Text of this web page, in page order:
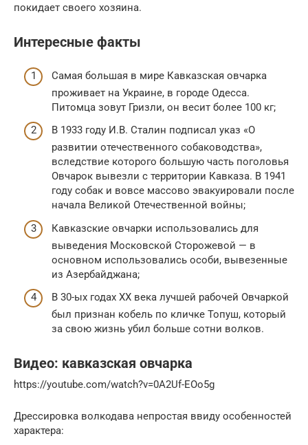
покидает своего хозяина.
Интересные факты
Самая большая в мире Кавказская овчарка
проживает на Украине, в городе Одесса.
Питомца зовут Гризли, он весит более 100 кг;
В 1933 году И.В. Сталин подписал указ «О
развитии отечественного собаководства»,
вследствие которого большую часть поголовья
Овчарок вывезли с территории Кавказа. В 1941
году собак и вовсе массово эвакуировали после
начала Великой Отечественной войны;
Кавказские овчарки использовались для
выведения Московской Сторожевой — в
основном использовались особи, вывезенные
из Азербайджана;
В 30-ых годах ХХ века лучшей рабочей Овчаркой
был признан кобель по кличке Топуш, который
за свою жизнь убил больше сотни волков.
Видео: кавказская овчарка
https://youtube.com/watch?v=0A2Uf-EOo5g
Дрессировка волкодава непростая ввиду особенностей
характера: